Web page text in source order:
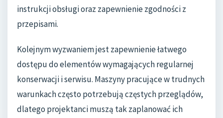
instrukcji obsługi oraz zapewnienie zgodności z
przepisami.
Kolejnym wyzwaniem jest zapewnienie łatwego
dostępu do elementów wymagających regularnej
konserwacji i serwisu. Maszyny pracujące w trudnych
warunkach często potrzebują częstych przeglądów,
dlatego projektanci muszą tak zaplanować ich